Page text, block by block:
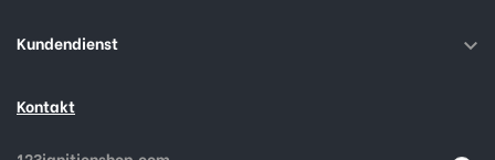
Kundendienst 
Kontakt